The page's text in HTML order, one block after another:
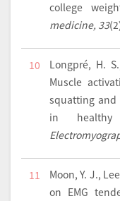
college
medicine, 33
10
Longpré, H.
Muscle
squatting
in
11
Moon, Y. J.,
on EMG